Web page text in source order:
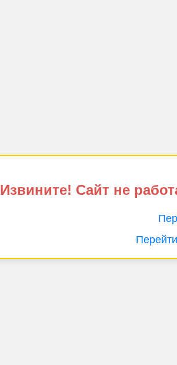
Извините! Сайт не